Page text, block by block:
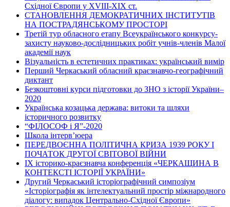
Східної Європи у ХVІІІ-ХІХ ст.
СТАНОВЛЕННЯ ДЕМОКРАТИЧНИХ ІНСТИТУТІВ
НА ПОСТРАДЯНСЬКОМУ ПРОСТОРІ
Третій тур обласного етапу Всеукраїнського конкурсу-
захисту науково-дослідницьких робіт учнів-членів Малої
академії наук
Візуальність в естетичних практиках: український вимір
Перший Черкаський обласний краєзнавчо-географічний
диктант
Безкоштовні курси підготовки до ЗНО з історії України–
2020
Українська козацька держава: витоки та шляхи
історичного розвитку
“ФІЛОСОФ і Я”-2020
Школа інтерв’юера
ПЕРЕДВОЄННА ПОЛІТИЧНА КРИЗА 1939 РОКУ І
ПОЧАТОК ДРУГОЇ СВІТОВОЇ ВІЙНИ
ІХ історико-краєзнавча конференція «ЧЕРКАЩИНА В
КОНТЕКСТІ ІСТОРІЇ УКРАЇНИ»
Другий Черкаський історіографічний симпозіум
«Історіографія як інтелектуальний простір міжнародного
діалогу: випадок Центрально-Східної Європи»